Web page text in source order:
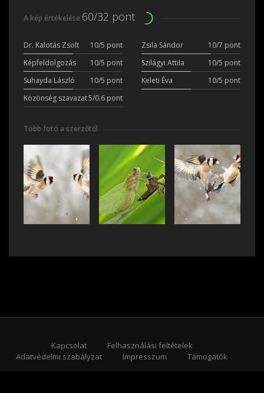
A kép értékelése 60/32 pont
Dr. Kalotás Zsolt 10/5 pont Zsila Sándor
10/7 pont
Képfeldolgozás
10/5 pont Szilágyi Attila
10/5 pont
Suhayda László
10/5 pont Keleti Éva
10/5 pont
Közönség szavazat5/0.6 pont
Több fotó a szerzőtől
Kapcsolat
Felhasználási feltételek
Adatvédelmi szabályzat
Impresszum
Támogatók